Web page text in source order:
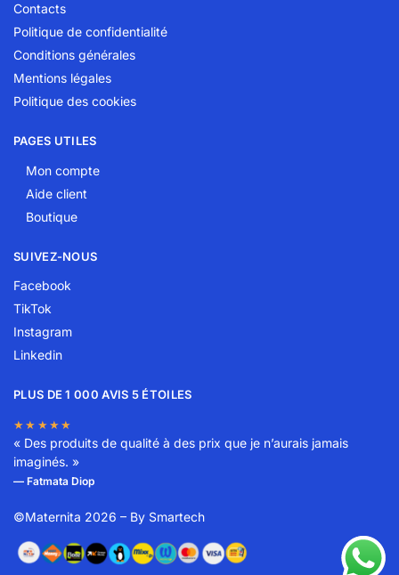
Contacts
Politique de confidentialité
Conditions générales
Mentions légales
Politique des cookies
PAGES UTILES
Mon compte
Aide client
Boutique
SUIVEZ-NOUS
Facebook
TikTok
Instagram
Linkedin
PLUS DE 1 000 AVIS 5 ÉTOILES
★★★★★
« Des produits de qualité à des prix que je n’aurais jamais
imaginés. »
— Fatmata Diop
©Maternita 2026 – By Smartech